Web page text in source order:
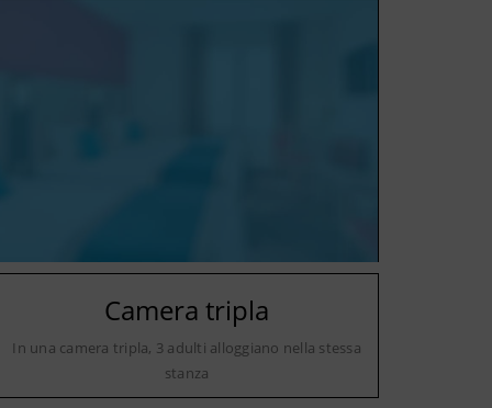
Camera tripla
In una camera tripla, 3 adulti alloggiano nella stessa
stanza